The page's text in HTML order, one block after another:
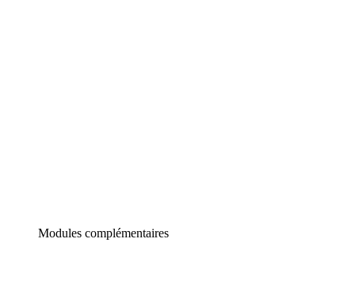
Modules complémentaires